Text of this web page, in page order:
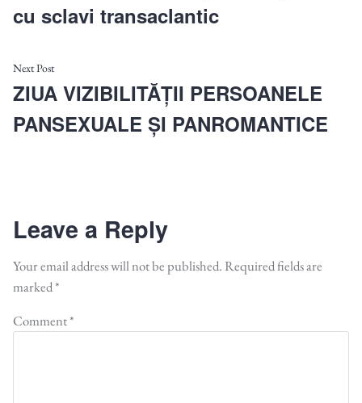
cu sclavi transaclantic
Next PostNext
post:
ZIUA VIZIBILITĂȚII PERSOANELE
PANSEXUALE ȘI PANROMANTICE
Leave a Reply
Your email address will not be published.Required fields are
marked*
Comment*